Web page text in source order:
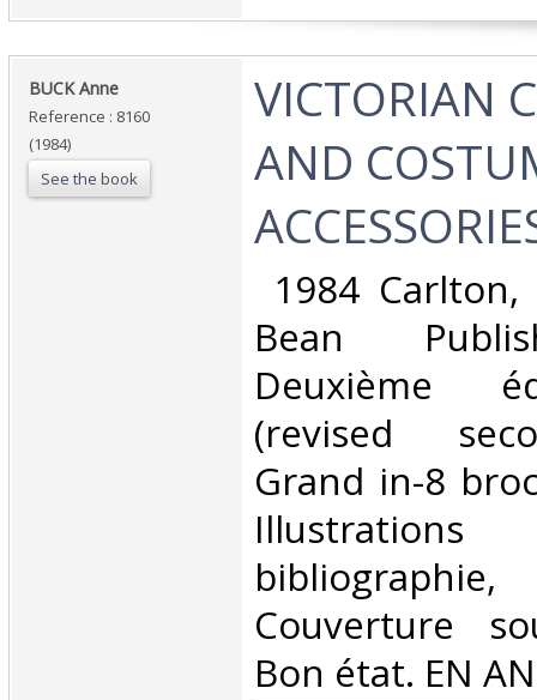
‎BUCK Anne ‎
Reference : 8160
(1984)
See the book
‎VICTORIAN
AND
1984
Bean
Deuxième
(revised
Grand in-8
Couverture
Bon état. EN